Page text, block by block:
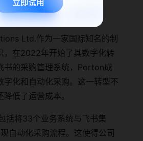
景
Ltd.作为一家国际知名的制
，在2022年开始了其数字化转
书的采购管理系统，Porton成
字化和自动化采购。这一转型不
低了运营成本。
括将33个业务系统与飞书集
自动化采购流程。这使得公司